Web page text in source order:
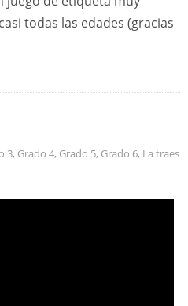
todas las edades (gracias
3, Grado 4, Grado 5, Grado 6, La traes